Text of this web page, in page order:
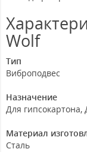
Wolf
Тип
Виброподвес
Назначение
Для гипсокартона,
Материал
Сталь